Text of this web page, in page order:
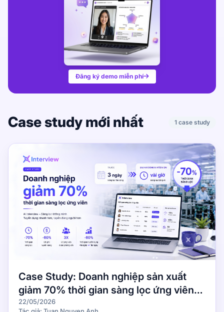
Đăng ký demo miễn phí
Case study mới nhất 1 case study
Case Study: Doanh nghiệp sản xuất
giảm 70% thời gian sàng lọc ứng viên
như thế nào?
22/05/2026